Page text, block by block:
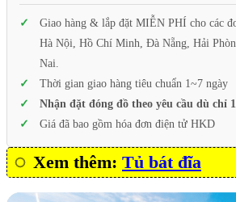
Giao hàng & lắp đặt MIỄN PHÍ cho các
Hà Nội, Hồ Chí Minh, Đà Nẵng, Hải
Nai.
Thời gian giao hàng tiêu chuẩn 1~7 ngày
Nhận đặt đóng đồ theo yêu cầu dù chỉ
Giá đã bao gồm hóa đơn điện tử HKD
Xem thêm: Tủ bát đĩa